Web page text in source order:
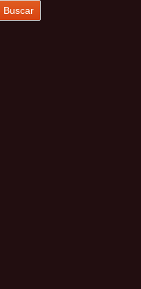
Buscar